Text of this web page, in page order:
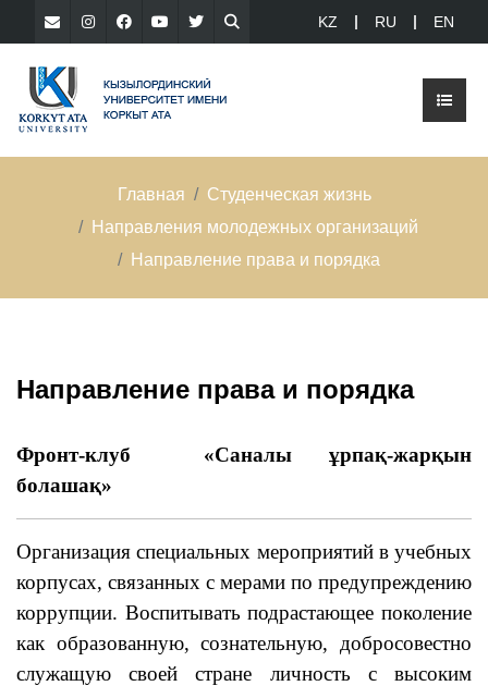
KZ RU EN
Главная
Студенческая жизнь
Направления молодежных организаций
Направление права и порядка
Направление права и порядка
Фронт-клуб «Саналы ұрпақ-жарқын
болашақ»
Организация специальных мероприятий в учебных
корпусах, связанных с мерами по предупреждению
коррупции. Воспитывать подрастающее поколение
как образованную, сознательную, добросовестно
служащую своей стране личность с высоким